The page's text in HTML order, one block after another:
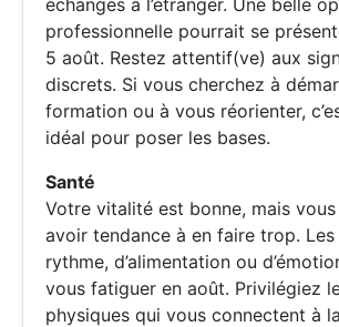
échanges à l’étranger. Une belle
professionnelle pourrait se
5 août. Restez attentif(ve) aux
discrets. Si vous cherchez à
formation ou à vous réorienter,
idéal pour poser les bases.
Santé
Votre vitalité est bonne, mais
avoir tendance à en faire trop.
rythme, d’alimentation ou
vous fatiguer en août. Privilégiez
physiques qui vous connectent à